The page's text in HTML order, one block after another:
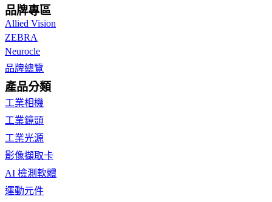
品牌專區
Allied Vision
ZEBRA
Neurocle
品牌總覽
產品分類
工業相機
工業鏡頭
工業光源
影像擷取卡
AI 檢測軟體
運動元件